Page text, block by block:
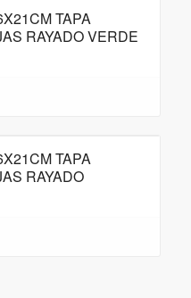
TAPA
RAYADO VERDE
TAPA
RAYADO